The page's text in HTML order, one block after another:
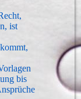
ist
bis